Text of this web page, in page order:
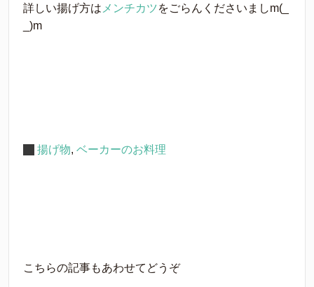
詳しい揚げ方は メンチカツをごらんくださいましm(_
_)m
揚げ物, ベーカーのお料理
こちらの記事もあわせてどうぞ